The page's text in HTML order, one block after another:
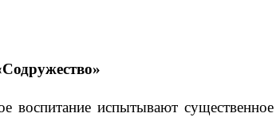
испытывают существенное